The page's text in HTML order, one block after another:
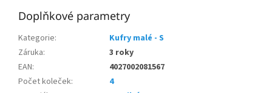
Doplňkové parametry
Kategorie:
Kufry malé - S
Záruka:
3 roky
EAN:
4027002081567
Počet koleček:
4